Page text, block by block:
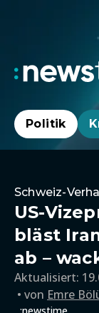
Politik
Schweiz-
US-
bläst
ab –
Aktualisiert:
von Emre